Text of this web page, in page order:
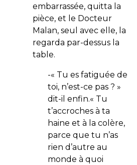
embarrassée, quitta la
pièce, et le Docteur
Malan, seul avec elle, la
regarda par-dessus la
table.
-« Tu es fatiguée de
toi, n’est-ce pas ? »
dit-il enfin.« Tu
t’accroches à ta
haine et à la colère,
parce que tu n’as
rien d’autre au
monde à quoi